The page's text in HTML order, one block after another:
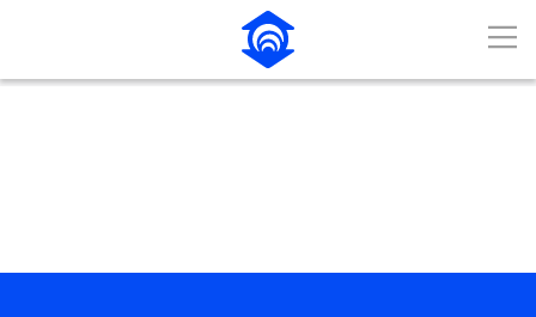
Pular para o Conteúdo principal